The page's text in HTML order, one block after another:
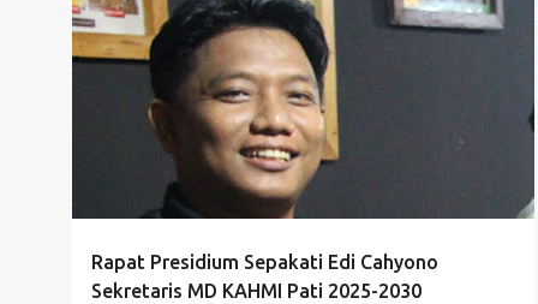
Rapat Presidium Sepakati Edi Cahyono
Sekretaris MD KAHMI Pati 2025-2030
EDY CAHYONO HMI PATI KAHMI PATI
MD KAHMI PATI